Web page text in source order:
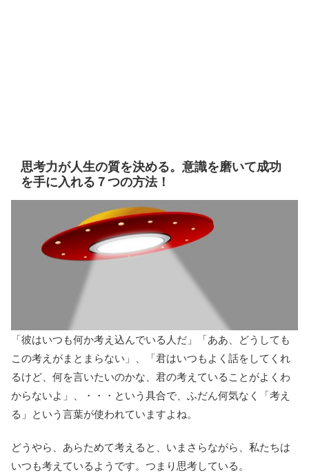
思考力が人生の質を決める。意識を磨いて成功
を手に入れる７つの方法！
「彼はいつも何か考え込んでいる人だ」「ああ、どうしても
この考えがまとまらない」、「君はいつもよく話をしてくれ
るけど、何を言いたいのかな、君の考えていることがよくわ
からないよ」、・・・という具合で、ふだん何気なく「考え
る」という言葉が使われていますよね。
どうやら、あらためて考えると、いまさらながら、私たちは
いつも考えているようです。つまり思考している。